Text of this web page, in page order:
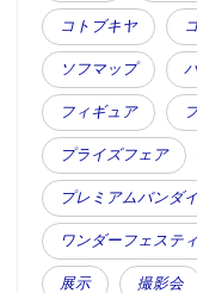
コトブキヤ
ソフマップ
フィギュア
プライズフェア
プレミアムバンダ
ワンダーフェステ
展示 撮影会